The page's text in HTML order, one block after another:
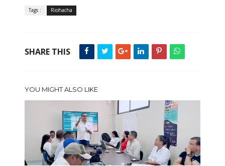
Tags : Riohacha
SHARE THIS
YOU MIGHT ALSO LIKE